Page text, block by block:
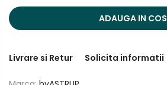
ADAUGA IN COS
Livrare si Retur Solicita informatii